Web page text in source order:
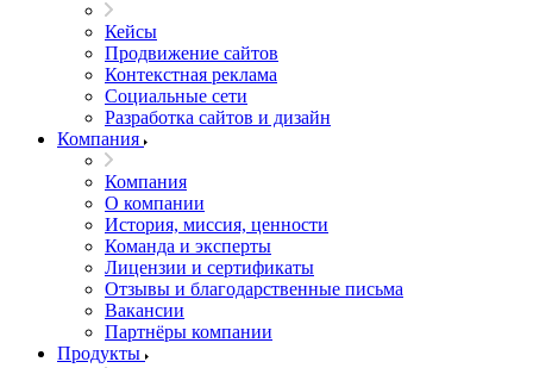
Кейсы
Продвижение сайтов
Контекстная реклама
Социальные сети
Разработка сайтов и дизайн
Компания
Компания
О компании
История, миссия, ценности
Команда и эксперты
Лицензии и сертификаты
Отзывы и благодарственные письма
Вакансии
Партнёры компании
Продукты